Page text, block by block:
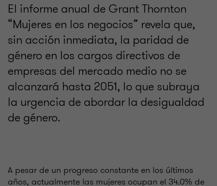
El informe anual de Grant Thornton
“Mujeres en los negocios” revela que,
sin acción inmediata, la paridad de
género en los cargos directivos de
empresas del mercado medio no se
alcanzará hasta 2051, lo que subraya
la urgencia de abordar la desigualdad
de género.
A pesar de un progreso constante en los últimos
años, actualmente las mujeres ocupan el 34.0% de